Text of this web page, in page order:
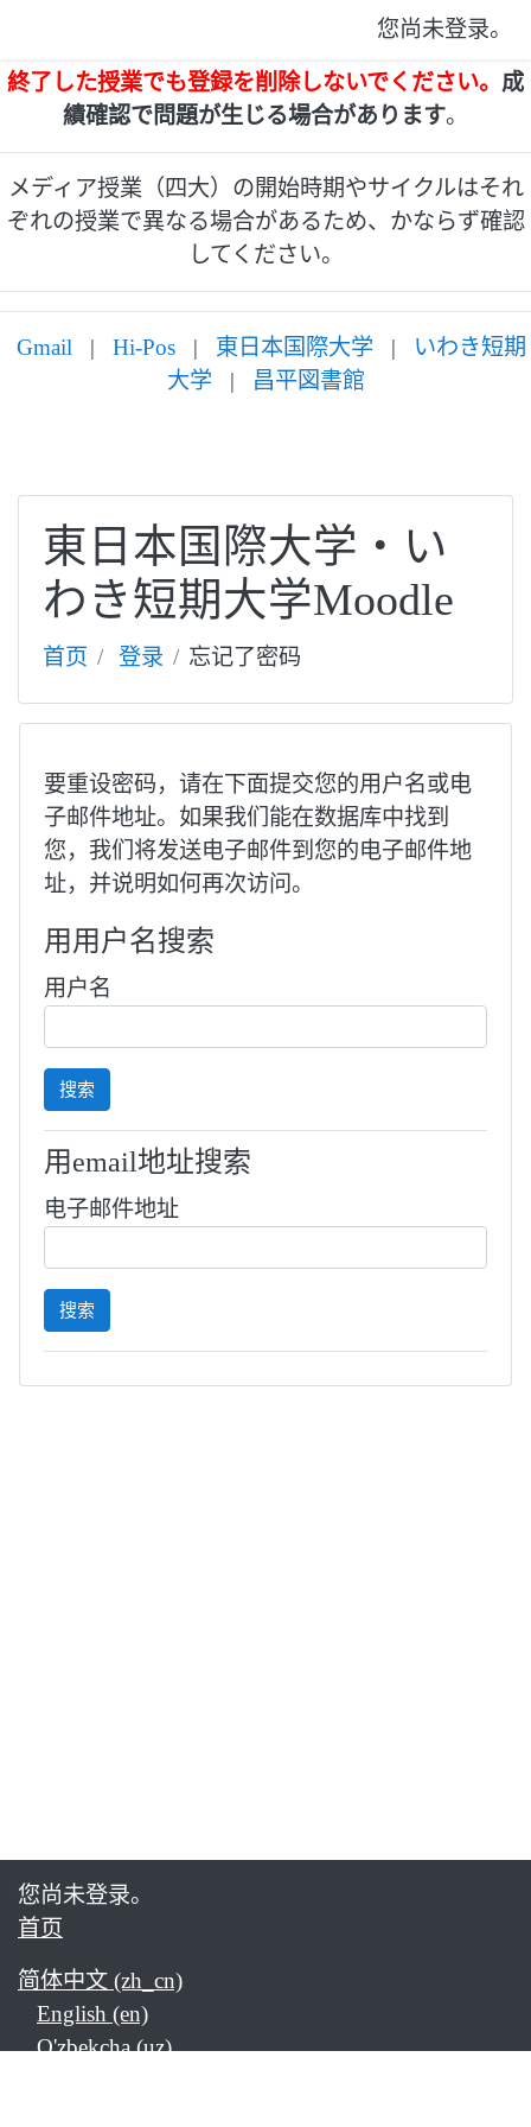
終了した授業でも登録を削除しないでください。 成
績確認で問題が生じる場合があります。
メディア授業（四大）の開始時期やサイクルはそれ
ぞれの授業で異なる場合があるため、かならず確認
してください。
Gmail | Hi-Pos | 東日本国際大学 | いわき短期
大学| 昌平図書館
您尚未登录。
東日本国際大学・い
わき短期大学Moodle
首页 登录 忘记了密码
要重设密码，请在下面提交您的用户名或电
子邮件地址。如果我们能在数据库中找到
您，我们将发送电子邮件到您的电子邮件地
址，并说明如何再次访问。
用用户名搜索
用户名
用email地址搜索
电子邮件地址
您尚未登录。
首页
简体中文 ‎(zh_cn)‎
English ‎(en)‎
O'zbekcha ‎(uz)‎